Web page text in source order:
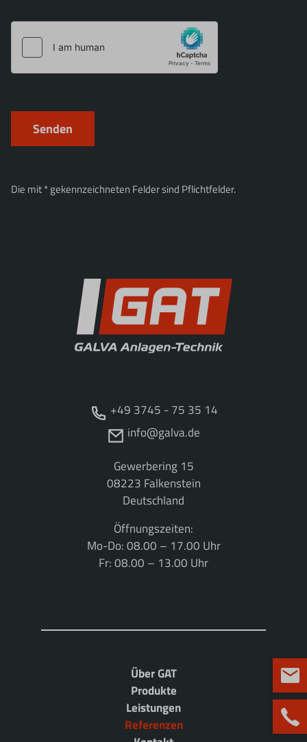
Senden
Die mit * gekennzeichneten Felder sind Pflichtfelder.
+49 3745 - 75 35 14
info@galva.de
Gewerbering 15
08223 Falkenstein
Deutschland
Öffnungszeiten:
Mo-Do: 08.00 – 17.00 Uhr
Fr: 08.00 – 13.00 Uhr
Über GAT
Produkte
Leistungen
Referenzen